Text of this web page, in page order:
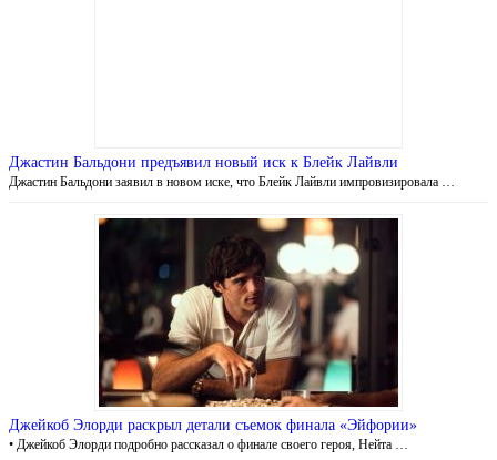
Джастин Бальдони предъявил новый иск к Блейк Лайвли
Джастин Бальдони заявил в новом иске, что Блейк Лайвли импровизировала …
Джейкоб Элорди раскрыл детали съемок финала «Эйфории»
• Джейкоб Элорди подробно рассказал о финале своего героя, Нейта …